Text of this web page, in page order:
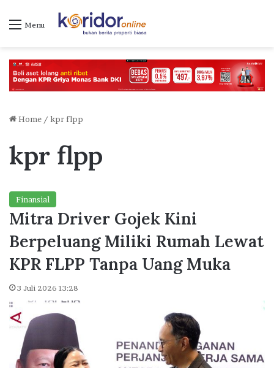
Menu
Home / kpr flpp
kpr flpp
Finansial
Mitra Driver Gojek Kini
Berpeluang Miliki Rumah Lewat
KPR FLPP Tanpa Uang Muka
3 Juli 2026 13:28